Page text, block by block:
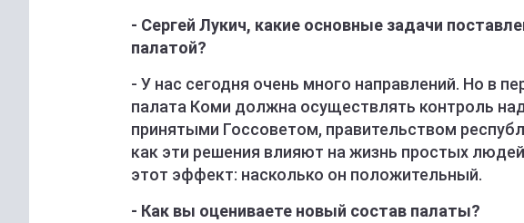
- Сергей Лукич, какие основные задачи
палатой?
- У нас сегодня очень много направлений. Но в
палата Коми должна осуществлять контроль
принятыми Госсоветом, правительством
как эти решения влияют на жизнь простых
этот эффект: насколько он положительный.
- Как вы оцениваете новый состав палаты?